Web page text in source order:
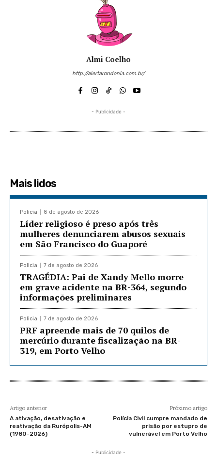
Almi Coelho
http://alertarondonia.com.br/
- Publicidade -
Mais lidos
Policia 8 de agosto de 2026
Líder religioso é preso após três
mulheres denunciarem abusos sexuais
em São Francisco do Guaporé
Policia 7 de agosto de 2026
TRAGÉDIA: Pai de Xandy Mello morre
em grave acidente na BR-364, segundo
informações preliminares
Policia 7 de agosto de 2026
PRF apreende mais de 70 quilos de
mercúrio durante fiscalização na BR-
319, em Porto Velho
Artigo anterior
A ativação, desativação e
reativação da Rurópolis-AM
(1980–2026)
Próximo artigo
Polícia Civil cumpre mandado de
prisão por estupro de
vulnerável em Porto Velho
- Publicidade -